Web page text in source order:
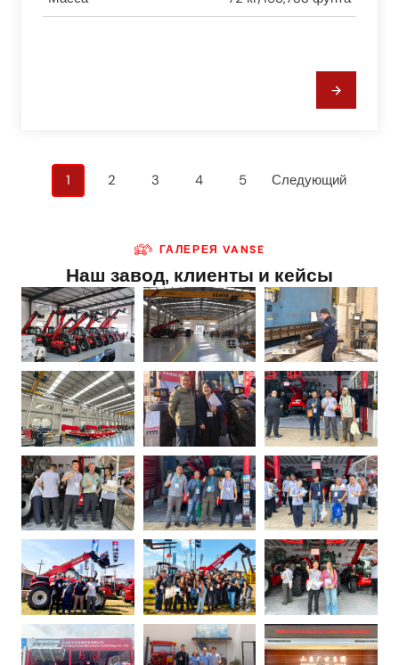
Навигация
1 2 3 4 5 Следующий
ГАЛЕРЕЯ VANSE
Наш завод, клиенты и кейсы